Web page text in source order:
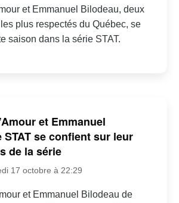
et Emmanuel Bilodeau, deux
plus respectés du Québec, se
saison dans la série STAT.
et Emmanuel
STAT se confient sur leur
de la série
17 octobre à 22:29
et Emmanuel Bilodeau de